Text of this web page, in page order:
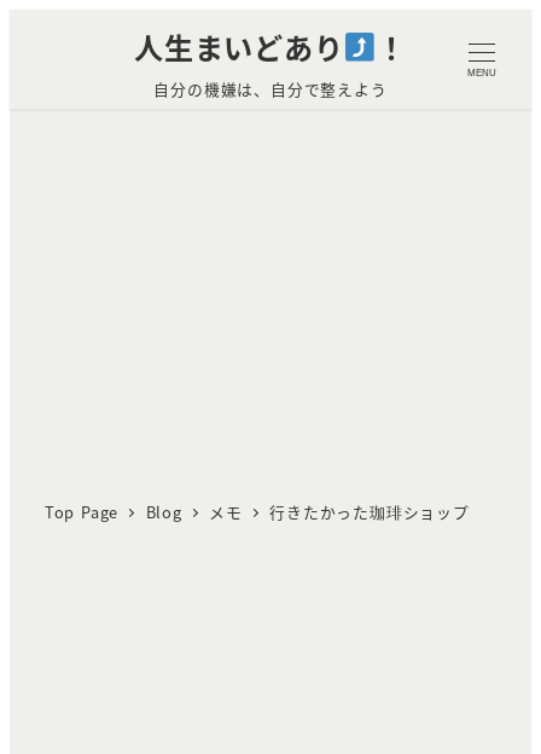
人生まいどあり ！
自分の機嫌は、自分で整えよう
MENU
Top Page Blog メモ 行きたかった珈琲ショップ